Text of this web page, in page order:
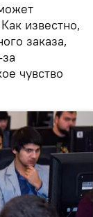
известно,
заказа,
чувство